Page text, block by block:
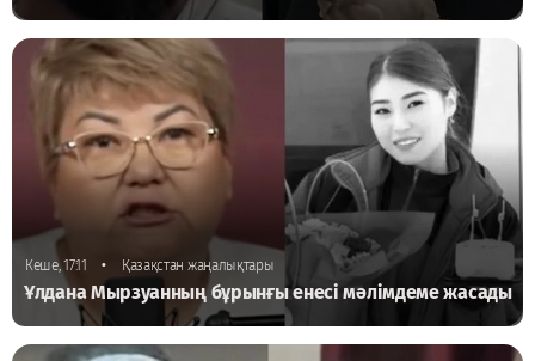
Кеше, 17:11 • Қазақстан жаңалықтары
Ұлдана Мырзуанның бұрынғы енесі мәлімдеме жасады